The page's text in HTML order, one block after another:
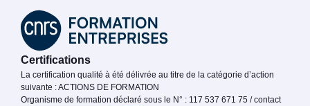
Certifications
La certification qualité à été délivrée au titre de la catégorie d’action
suivante : ACTIONS DE FORMATION
Organisme de formation déclaré sous le N° : 117 537 671 75 / contact